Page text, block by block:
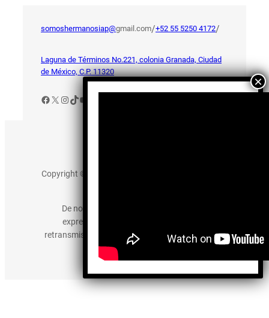
somoshermanosiap@gmail.com/+52 55 5250 4172/
Laguna de Términos No.221, colonia Granada, Ciudad
de México, C.P. 11320
Facebook
X Instagram
TikTok
YouTube
Copyright © 2025 somos-hermanos.mx. Todos los
De no existir previa autorización, queda
expresamente prohibida la publicación,
retransmisión, edición y cualquier otro uso de los
contenidos.